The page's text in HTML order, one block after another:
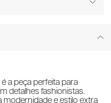
a peça perfeita para
detalhes fashionistas.
modernidade e estilo extra